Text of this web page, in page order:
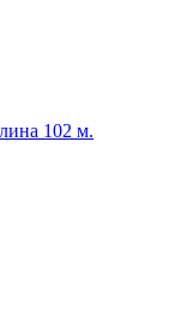
102 м.